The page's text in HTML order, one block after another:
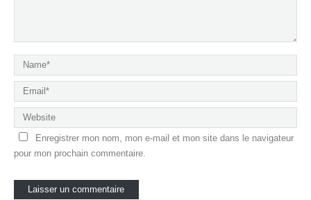
Enregistrer mon nom, mon e-mail et mon site dans le navigateur
pour mon prochain commentaire.